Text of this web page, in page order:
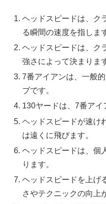
ヘッドスピードは、ク
る瞬間の速度を指しま
ヘッドスピードは、ク
強さによって決まりま
7番アイアンは、一般
ブです。
130ヤードは、7番アイ
ヘッドスピードが速け
は遠くに飛びます。
ヘッドスピードは、個
ります。
ヘッドスピードを上げ
さやテクニックの向上